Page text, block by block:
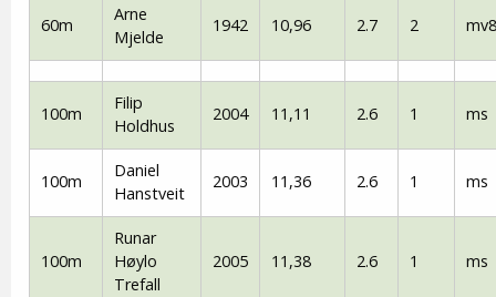
60m
Arne
Mjelde
1942 10,96 2.7 2
100m
Filip
Holdhus
2004 11,11 2.6 1 ms
100m
Daniel
Hanstveit
2003 11,36 2.6 1 ms
100m
Runar
Høylo
Trefall
2005 11,38 2.6 1 ms